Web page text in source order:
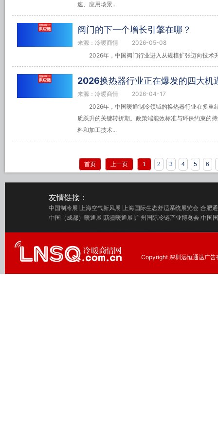
速、应用场景...
阀门的下一个增长引擎在哪？
来源：冷暖商情
2026-05-08
2026年，中国阀门行业进入从规模扩张迈向技术
2026换热器行业正在爆发的四大机
来源：冷暖商情
2026-04-17
2026年，中国暖通制冷领域的换热器行业在多重
质跃升的关键转折期。政策端能效标准与环保约束的
料和加工技术...
首页 上一页 1 2 3 4 5 6
友情链接：
中国制冷展 上海空气新风展 上海国际生态舒适系统展览会 合肥
中国（成都）暖通展 新疆暖通展 广州国际冷链产业博览会 中国
Copyright 深圳远恒通达广告